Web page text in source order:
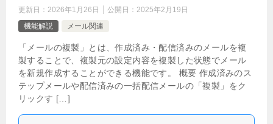
更新日： 2026年1月26日 公開日： 2025年2月19日
機能解説
メール関連
「メールの複製」とは、作成済み・配信済みのメールを複
製することで、複製元の設定内容を複製した状態でメール
を新規作成することができる機能です。 概要 作成済みのス
テップメールや配信済みの一括配信メールの「複製」をク
リックす […]